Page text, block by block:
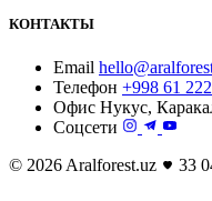
КОНТАКТЫ
Email
Телефон +998 61
Офис Нукус,
Соцсети
© 2026 Aralforest.uz
33